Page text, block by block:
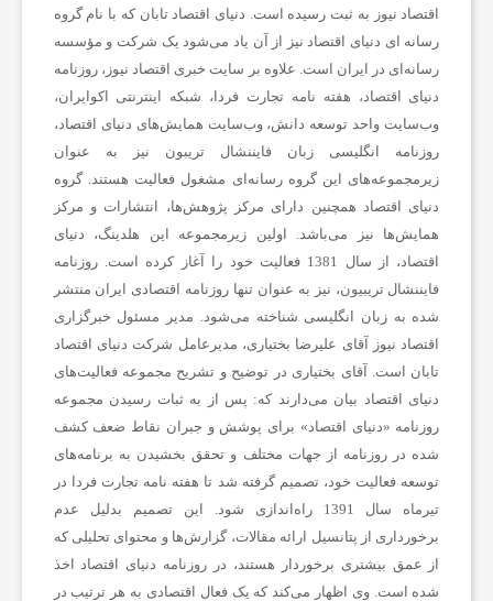
اقتصاد نیوز به ثبت رسیده است. دنیای اقتصاد تابان که با نام گروه
رسانه ای دنیای اقتصاد نیز از آن یاد می‌شود یک شرکت و مؤسسه
رسانه‌ای در ایران است. علاوه بر سایت خبری اقتصاد نیوز، روزنامه
دنیای اقتصاد، هفته ‌نامه تجارت فردا، شبکه اینترنتی اکوایران،
وب‌سایت واحد توسعه دانش، وب‌سایت همایش‌های دنیای اقتصاد،
روزنامه انگلیسی ‌زبان فایننشال تریبون نیز به عنوان
زیرمجموعه‌های این گروه رسانه‌ای مشغول فعالیت هستند. گروه
دنیای اقتصاد همچنین دارای مرکز پژوهش‌ها، انتشارات و مرکز
همایش‌ها نیز می‌باشد. اولین زیرمجموعه این هلدینگ، دنیای
اقتصاد، از سال 1381 فعالیت خود را آغاز کرده است. روزنامه
فایننشال تریبیون، نیز به عنوان تنها روزنامه اقتصادی ایران منتشر
شده به زبان انگلیسی شناخته می‌شود. مدیر مسئول خبرگزاری
اقتصاد نیوز آقای علیرضا بختیاری، مدیرعامل شرکت دنیای اقتصاد
تابان است. آقای بختیاری در توضیح و تشریح مجموعه فعالیت‌های
دنیای اقتصاد بیان می‌دارند که: پس از به ثبات رسیدن مجموعه
روزنامه «دنیای اقتصاد» برای پوشش و جبران نقاط ضعف کشف
شده در روزنامه از جهات مختلف و تحقق بخشیدن به برنامه‌های
توسعه فعالیت خود، تصمیم گرفته شد تا هفته نامه تجارت فردا در
تیرماه سال 1391 راه‌اندازی شود. این تصمیم بدلیل عدم
برخورداری از پتانسیل ارائه مقالات، گزارش‌ها و محتوای تحلیلی که
از عمق بیشتری برخوردار هستند، در روزنامه دنیای اقتصاد اخذ
شده است. وی اظهار می‌کند که یک فعال اقتصادی به هر ترتیب در